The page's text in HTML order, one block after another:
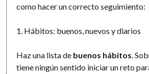
como hacer un correcto seguimiento:
1. Hábitos: buenos, nuevos y diarios
Haz una lista de buenos hábitos.
tiene ningún sentido iniciar un reto